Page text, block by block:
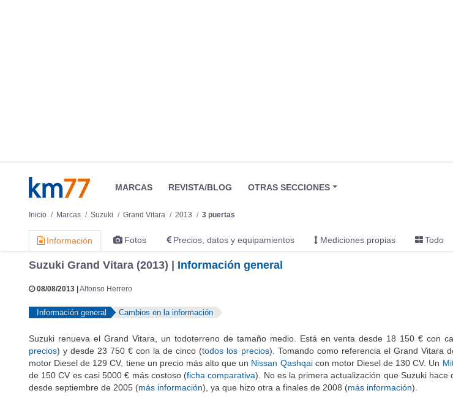
MARCAS REVISTA/BLOG OTRAS SECCIONES
Inicio Marcas Suzuki Grand Vitara 2013 3 puertas
Información Fotos Precios, datos y equipamientos Mediciones propias Todo
Suzuki Grand Vitara (2013) | Información general
08/08/2013 | Alfonso Herrero
Información general Cambios en la información
Suzuki renueva el Grand Vitara, un todoterreno de tamaño medio. Está en venta desde 18 150 € con
precios) y desde 23 750 € con la de cinco (todos los precios). Tomando como referencia el Grand Vitara
motor Diesel de 129 CV, tiene un precio más alto que un Nissan Qashqaicon motor Diesel de 130 CV. Un
de 150 CV es casi 5000 € más costoso (ficha comparativa). No es la primera actualización que Suzuki
desde septiembre de 2005 (más información), ya que hizo otra a finales de 2008 (más información).